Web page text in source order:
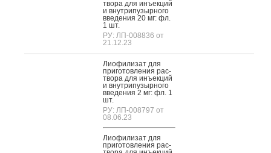
тво­ра для инъ­ек­ций
и внут­ри­пузыр­но­го
вве­дения 20 мг: фл.
1 шт.
РУ: ЛП-008836 от
21.12.23
Ли­офи­лизат для
при­готов­ле­ния рас­
тво­ра для инъ­ек­ций
и внут­ри­пузыр­но­го
вве­дения 2 мг: фл. 1
шт.
РУ: ЛП-008797 от
08.06.23
Ли­офи­лизат для
при­готов­ле­ния рас­